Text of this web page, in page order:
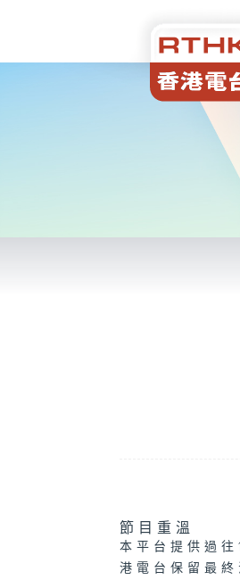
節目重溫
本平台提供過
港電台保留最終